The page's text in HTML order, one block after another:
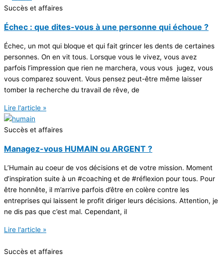
Succès et affaires
Échec : que dites-vous à une personne qui échoue ?
Échec, un mot qui bloque et qui fait grincer les dents de certaines
personnes. On en vit tous. Lorsque vous le vivez, vous avez
parfois l’impression que rien ne marchera, vous vous jugez, vous
vous comparez souvent. Vous pensez peut-être même laisser
tomber la recherche du travail de rêve, de
Lire l'article »
Succès et affaires
Managez-vous HUMAIN ou ARGENT ?
L’Humain au coeur de vos décisions et de votre mission. Moment
d’inspiration suite à un #coaching et de #réflexion pour tous. Pour
être honnête, il m’arrive parfois d’être en colère contre les
entreprises qui laissent le profit diriger leurs décisions. Attention, je
ne dis pas que c’est mal. Cependant, il
Lire l'article »
Succès et affaires